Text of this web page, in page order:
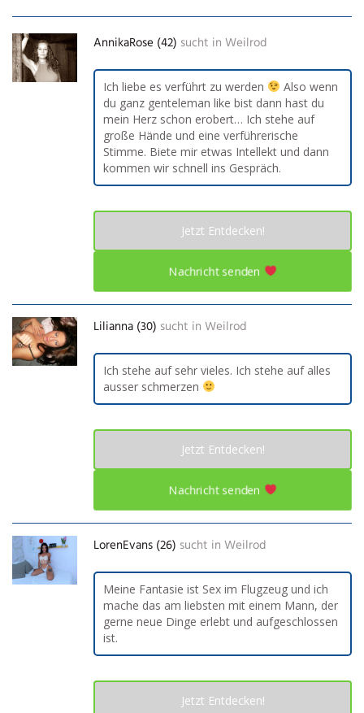
AnnikaRose (42) sucht in Weilrod
Ich liebe es verführt zu werden
Also wenn
du ganz genteleman like bist dann hast du
mein Herz schon erobert… Ich stehe auf
große Hände und eine verführerische
Stimme. Biete mir etwas Intellekt und dann
kommen wir schnell ins Gespräch.
Jetzt Entdecken!
Nachricht senden
Lilianna (30) sucht in Weilrod
Ich stehe auf sehr vieles. Ich stehe auf alles
ausser schmerzen
Jetzt Entdecken!
Nachricht senden
LorenEvans (26) sucht in Weilrod
Meine Fantasie ist Sex im Flugzeug und ich
mache das am liebsten mit einem Mann, der
gerne neue Dinge erlebt und aufgeschlossen
ist.
Jetzt Entdecken!